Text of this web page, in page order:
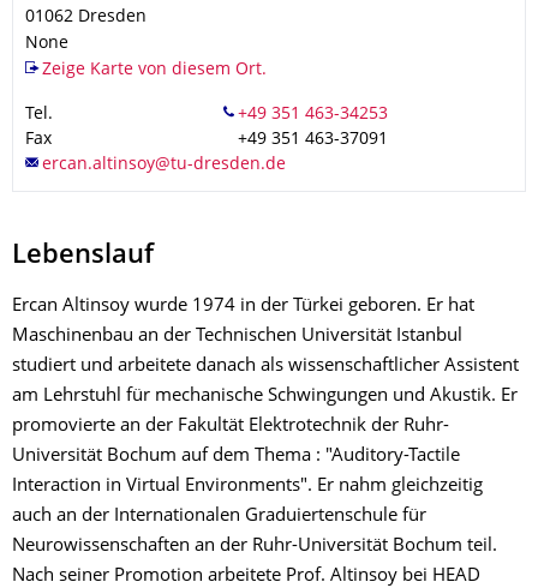
01062 Dresden
None
Zeige Karte von diesem Ort.
Tel.
Fax
+49 351 463-37091
Lebenslauf
Ercan Altinsoy wurde 1974 in der Türkei geboren. Er hat
Maschinenbau an der Technischen Universität Istanbul
studiert und arbeitete danach als wissenschaftlicher Assistent
am Lehrstuhl für mechanische Schwingungen und Akustik. Er
promovierte an der Fakultät Elektrotechnik der Ruhr-
Universität Bochum auf dem Thema : "Auditory-Tactile
Interaction in Virtual Environments". Er nahm gleichzeitig
auch an der Internationalen Graduiertenschule für
Neurowissenschaften an der Ruhr-Universität Bochum teil.
Nach seiner Promotion arbeitete Prof. Altinsoy bei HEAD